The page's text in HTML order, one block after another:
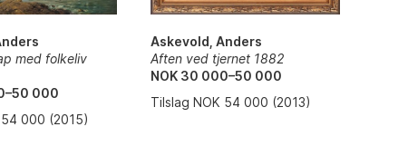
med folkeliv
000
000 (2015)
Askevold, Anders
Aften ved tjernet 1882
NOK 30 000–50 000
Tilslag NOK 54 000 (2013)